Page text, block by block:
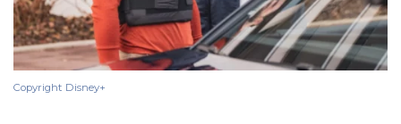
Copyright Disney+